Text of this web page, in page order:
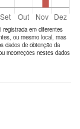
registrada em diferentes
ou mesmo local, mas
dados de obtenção da
incorreções nestes dados